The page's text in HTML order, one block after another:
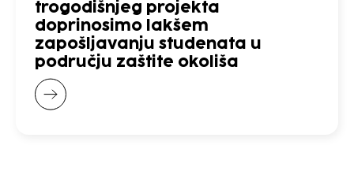
trogodišnjeg projekta
doprinosimo lakšem
zapošljavanju studenata u
području zaštite okoliša